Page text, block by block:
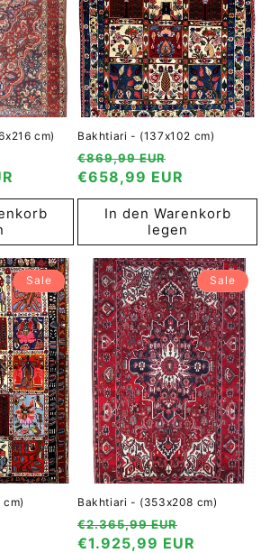
cm)
Verkaufspreis
Bakhtiari - (137x102 cm)
Normaler
Preis
€869,99 EUR
€658,99 EUR
In den Warenkorb
legen
Sale
Verkaufspreis
Sale
Bakhtiari - (353x208 cm)
Normaler
Preis
€2.365,99 EUR
€1.925,99 EUR